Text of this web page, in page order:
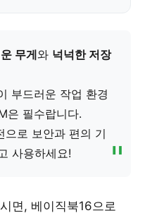
무게와 넉넉한 저장
부드러운 작업 환경
은 필수랍니다.
으로 보안과 편의 기
사용하세요!
면, 베이직북16으로